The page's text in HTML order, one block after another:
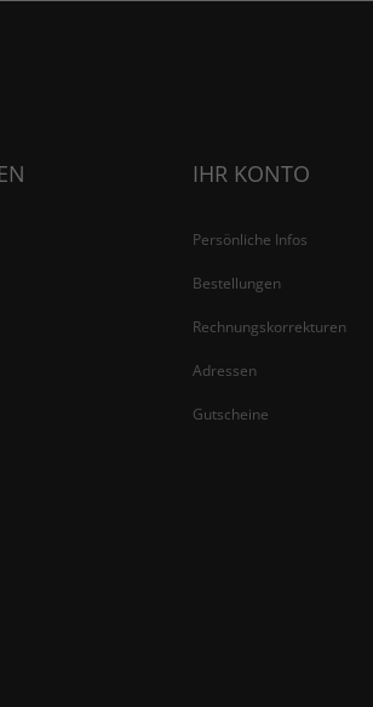
IHR KONTO
Persönliche Infos
Bestellungen
Rechnungskorrekturen
Adressen
Gutscheine